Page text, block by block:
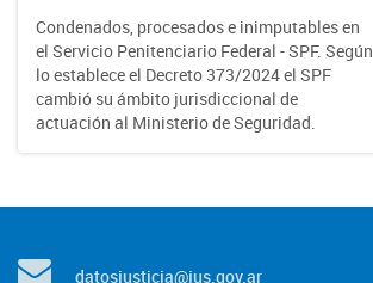
Condenados, procesados e inimputables en
el Servicio Penitenciario Federal - SPF. Según
lo establece el Decreto 373/2024 el SPF
cambió su ámbito jurisdiccional de
actuación al Ministerio de Seguridad.
datosjusticia@jus.gov.ar